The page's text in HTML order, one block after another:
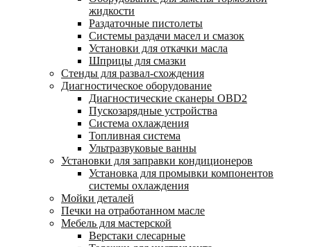
жидкости
Раздаточные пистолеты
Системы раздачи масел и смазок
Установки для откачки масла
Шприцы для смазки
Стенды для развал-схождения
Диагностическое оборудование
Диагностические сканеры OBD2
Пускозарядные устройства
Система охлаждения
Топливная система
Ультразвуковые ванны
Установки для заправки кондиционеров
Установка для промывки компонентов
системы охлаждения
Мойки деталей
Печки на отработанном масле
Мебель для мастерской
Верстаки слесарные